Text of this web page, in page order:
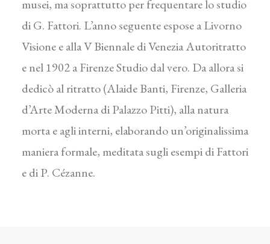
musei, ma soprattutto per frequentare lo studio
di G. Fattori. L’anno seguente espose a Livorno
Visione e alla V Biennale di Venezia Autoritratto
e nel 1902 a Firenze Studio dal vero. Da allora si
dedicò al ritratto (Alaide Banti, Firenze, Galleria
d’Arte Moderna di Palazzo Pitti), alla natura
morta e agli interni, elaborando un’originalissima
maniera formale, meditata sugli esempi di Fattori
e di P. Cézanne.